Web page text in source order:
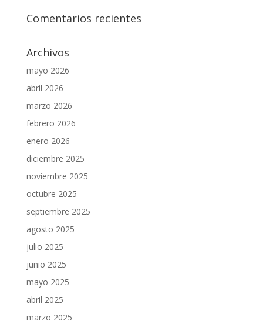
Comentarios recientes
Archivos
mayo 2026
abril 2026
marzo 2026
febrero 2026
enero 2026
diciembre 2025
noviembre 2025
octubre 2025
septiembre 2025
agosto 2025
julio 2025
junio 2025
mayo 2025
abril 2025
marzo 2025